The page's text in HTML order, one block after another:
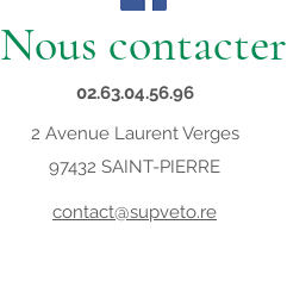
Nous contacter
02.63.04.56.96
2 Avenue Laurent Verges
97432 SAINT-PIERRE
contact@supveto.re